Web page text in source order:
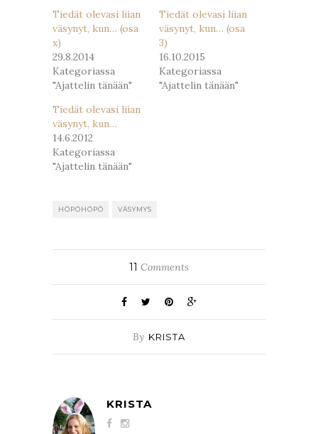
Tiedät olevasi liian
väsynyt, kun… (osa
x)
29.8.2014
Kategoriassa
"Ajattelin tänään"
Tiedät olevasi liian
väsynyt, kun… (osa
3)
16.10.2015
Kategoriassa
"Ajattelin tänään"
Tiedät olevasi liian
väsynyt, kun…
14.6.2012
Kategoriassa
"Ajattelin tänään"
HÖPÖHÖPÖ VÄSYMYS
11 Comments
By KRISTA
KRISTA